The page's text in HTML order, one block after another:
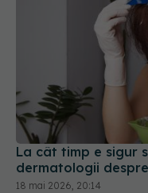
La cât timp e sigur
dermatologii
18 mai 2026, 20:14